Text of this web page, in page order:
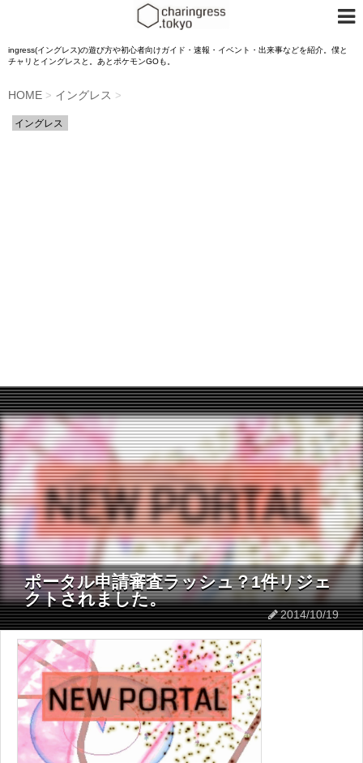
ingress(イングレス)の遊び方や初心者向けガイド・速報・イベント・出来事などを紹介。僕と
チャリとイングレスと。あとポケモンGOも。
HOME > イングレス >
イングレス
ポータル申請審査ラッシュ？1件リジェ
クトされました。
2014/10/19